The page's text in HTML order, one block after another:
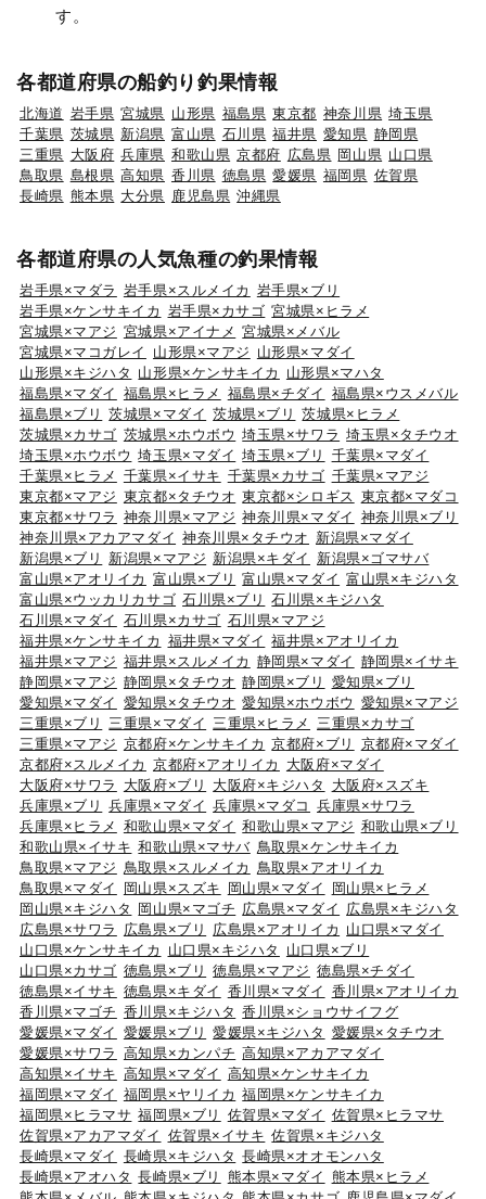
す。
各都道府県の船釣り釣果情報
北海道 岩手県 宮城県 山形県 福島県 東京都 神奈川県 埼玉県
千葉県 茨城県 新潟県 富山県 石川県 福井県 愛知県 静岡県
三重県 大阪府 兵庫県 和歌山県 京都府 広島県 岡山県 山口県
鳥取県 島根県 高知県 香川県 徳島県 愛媛県 福岡県 佐賀県
長崎県 熊本県 大分県 鹿児島県 沖縄県
各都道府県の人気魚種の釣果情報
岩手県×マダラ 岩手県×スルメイカ 岩手県×ブリ
岩手県×ケンサキイカ 岩手県×カサゴ 宮城県×ヒラメ
宮城県×マアジ 宮城県×アイナメ 宮城県×メバル
宮城県×マコガレイ
山形県×マアジ 山形県×マダイ
山形県×キジハタ 山形県×ケンサキイカ
山形県×マハタ
福島県×マダイ 福島県×ヒラメ 福島県×チダイ 福島県×ウスメバル
福島県×ブリ
茨城県×マダイ 茨城県×ブリ
茨城県×ヒラメ
茨城県×カサゴ 茨城県×ホウボウ 埼玉県×サワラ 埼玉県×タチウオ
埼玉県×ホウボウ 埼玉県×マダイ 埼玉県×ブリ
千葉県×マダイ
千葉県×ヒラメ 千葉県×イサキ 千葉県×カサゴ 千葉県×マアジ
東京都×マアジ 東京都×タチウオ 東京都×シロギス 東京都×マダコ
東京都×サワラ 神奈川県×マアジ 神奈川県×マダイ 神奈川県×ブリ
神奈川県×アカアマダイ 神奈川県×タチウオ 新潟県×マダイ
新潟県×ブリ
新潟県×マアジ 新潟県×キダイ
新潟県×ゴマサバ
富山県×アオリイカ 富山県×ブリ 富山県×マダイ 富山県×キジハタ
富山県×ウッカリカサゴ 石川県×ブリ
石川県×キジハタ
石川県×マダイ 石川県×カサゴ 石川県×マアジ
福井県×ケンサキイカ 福井県×マダイ 福井県×アオリイカ
福井県×マアジ 福井県×スルメイカ 静岡県×マダイ 静岡県×イサキ
静岡県×マアジ 静岡県×タチウオ 静岡県×ブリ
愛知県×ブリ
愛知県×マダイ 愛知県×タチウオ 愛知県×ホウボウ 愛知県×マアジ
三重県×ブリ
三重県×マダイ 三重県×ヒラメ
三重県×カサゴ
三重県×マアジ 京都府×ケンサキイカ 京都府×ブリ
京都府×マダイ
京都府×スルメイカ 京都府×アオリイカ
大阪府×マダイ
大阪府×サワラ
大阪府×ブリ 大阪府×キジハタ
大阪府×スズキ
兵庫県×ブリ
兵庫県×マダイ 兵庫県×マダコ
兵庫県×サワラ
兵庫県×ヒラメ 和歌山県×マダイ 和歌山県×マアジ 和歌山県×ブリ
和歌山県×イサキ 和歌山県×マサバ 鳥取県×ケンサキイカ
鳥取県×マアジ 鳥取県×スルメイカ 鳥取県×アオリイカ
鳥取県×マダイ
岡山県×スズキ 岡山県×マダイ
岡山県×ヒラメ
岡山県×キジハタ
岡山県×マゴチ 広島県×マダイ 広島県×キジハタ
広島県×サワラ
広島県×ブリ 広島県×アオリイカ 山口県×マダイ
山口県×ケンサキイカ
山口県×キジハタ
山口県×ブリ
山口県×カサゴ 徳島県×ブリ 徳島県×マアジ 徳島県×チダイ
徳島県×イサキ 徳島県×キダイ 香川県×マダイ 香川県×アオリイカ
香川県×マゴチ 香川県×キジハタ 香川県×ショウサイフグ
愛媛県×マダイ 愛媛県×ブリ 愛媛県×キジハタ 愛媛県×タチウオ
愛媛県×サワラ 高知県×カンパチ 高知県×アカアマダイ
高知県×イサキ 高知県×マダイ 高知県×ケンサキイカ
福岡県×マダイ 福岡県×ヤリイカ 福岡県×ケンサキイカ
福岡県×ヒラマサ 福岡県×ブリ 佐賀県×マダイ 佐賀県×ヒラマサ
佐賀県×アカアマダイ 佐賀県×イサキ 佐賀県×キジハタ
長崎県×マダイ 長崎県×キジハタ 長崎県×オオモンハタ
長崎県×アオハタ 長崎県×ブリ 熊本県×マダイ 熊本県×ヒラメ